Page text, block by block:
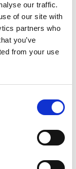
our traffic.
of our site with
partners who
you’ve
from your use